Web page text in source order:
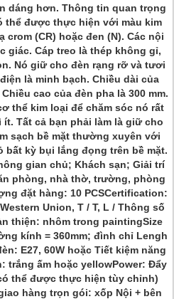
dáng hơn. Thông tin quan trọng
thể được thực hiện với màu kim
crom (CR) hoặc đen (N). Các nội
giác. Cáp treo là thép không gỉ,
Nó giữ cho đèn rạng rỡ và tươi
là minh bạch. Chiều dài của
Chiều cao của đèn pha là 300 mm.
thể kim loại để chăm sóc nó rất
ít. Tất cả bạn phải làm là giữ cho
sạch bề mặt thường xuyên với
bất kỳ bụi lắng đọng trên bề mặt.
gian chủ; Khách sạn; Giải trí
phòng, nhà thờ, trường, phòng
đặt hàng: 10 PCSCertification:
Union, T / T, L / Thông số
thiện: nhôm trong paintingSize
kính = 360mm; đình chỉ Lengh
E27, 60W hoặc Tiết kiệm năng
trắng ấm hoặc yellowPower: Đẩy
thể được thực hiện tùy chỉnh)
hàng trọn gói: xốp Nội + bên